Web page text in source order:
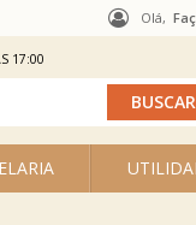
Olá,
17:00